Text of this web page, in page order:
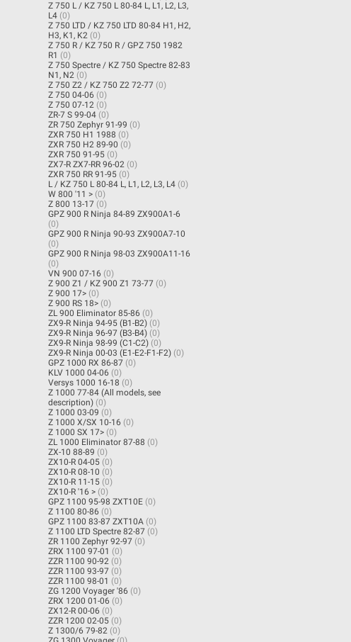
Z 750 L / KZ 750 L 80-84 L, L1, L2, L3,
L4 (0)
Z 750 LTD / KZ 750 LTD 80-84 H1, H2,
H3, K1, K2 (0)
Z 750 R / KZ 750 R / GPZ 750 1982
R1 (0)
Z 750 Spectre / KZ 750 Spectre 82-83
N1, N2 (0)
Z 750 Z2 / KZ 750 Z2 72-77 (0)
Z 750 04-06 (0)
Z 750 07-12 (0)
ZR-7 S 99-04 (0)
ZR 750 Zephyr 91-99 (0)
ZXR 750 H1 1988 (0)
ZXR 750 H2 89-90 (0)
ZXR 750 91-95 (0)
ZX7-R ZX7-RR 96-02 (0)
ZXR 750 RR 91-95 (0)
L / KZ 750 L 80-84 L, L1, L2, L3, L4 (0)
W 800 '11 > (0)
Z 800 13-17 (0)
GPZ 900 R Ninja 84-89 ZX900A1-6
(0)
GPZ 900 R Ninja 90-93 ZX900A7-10
(0)
GPZ 900 R Ninja 98-03 ZX900A11-16
(0)
VN 900 07-16 (0)
Z 900 Z1 / KZ 900 Z1 73-77 (0)
Z 900 17> (0)
Z 900 RS 18> (0)
ZL 900 Eliminator 85-86 (0)
ZX9-R Ninja 94-95 (B1-B2) (0)
ZX9-R Ninja 96-97 (B3-B4) (0)
ZX9-R Ninja 98-99 (C1-C2) (0)
ZX9-R Ninja 00-03 (E1-E2-F1-F2) (0)
GPZ 1000 RX 86-87 (0)
KLV 1000 04-06 (0)
Versys 1000 16-18 (0)
Z 1000 77-84 (All models, see
description) (0)
Z 1000 03-09 (0)
Z 1000 X/SX 10-16 (0)
Z 1000 SX 17> (0)
ZL 1000 Eliminator 87-88 (0)
ZX-10 88-89 (0)
ZX10-R 04-05 (0)
ZX10-R 08-10 (0)
ZX10-R 11-15 (0)
ZX10-R '16 > (0)
GPZ 1100 95-98 ZXT10E (0)
Z 1100 80-86 (0)
GPZ 1100 83-87 ZXT10A (0)
Z 1100 LTD Spectre 82-87 (0)
ZR 1100 Zephyr 92-97 (0)
ZRX 1100 97-01 (0)
ZZR 1100 90-92 (0)
ZZR 1100 93-97 (0)
ZZR 1100 98-01 (0)
ZG 1200 Voyager '86 (0)
ZRX 1200 01-06 (0)
ZX12-R 00-06 (0)
ZZR 1200 02-05 (0)
Z 1300/6 79-82 (0)